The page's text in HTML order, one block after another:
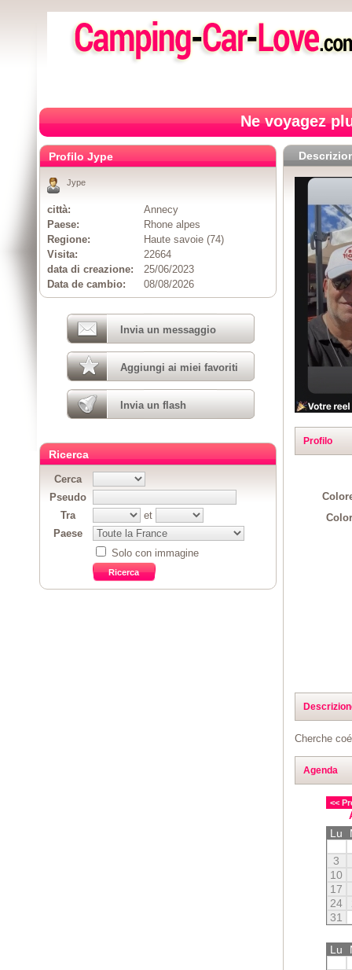
Ne voyagez
Profilo
Cherche
Agenda
<<
Lu
3
10
17
24
31
Lu
Profilo Jype
Jype
città:
Annecy
Paese:
Rhone alpes
Regione:
Haute savoie (74)
Visita:
22664
data di creazione:
25/06/2023
Data de cambio:
08/08/2026
Invia un messaggio
Aggiungi ai miei favoriti
Invia un flash
Ricerca
Cerca
Pseudo
Tra
et
Paese
Solo con immagine